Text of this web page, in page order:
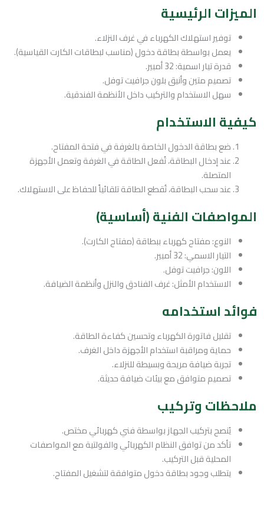
الميزات الرئيسية
توفير استهلاك الكهرباء في غرف النزلاء.
يعمل بواسطة بطاقة دخول (مناسب لبطاقات الكارت القياسية).
قدرة تيار اسمية: 32 أمبير.
تصميم متين وأنيق بلون جرافيت توفل.
سهل الاستخدام والتركيب داخل الأنظمة الفندقية.
كيفية الاستخدام
ضع بطاقة الدخول الخاصة بالغرفة في فتحة المفتاح.
عند إدخال البطاقة، تُفعل الطاقة في الغرفة وتعمل الأجهزة
المتصلة.
عند سحب البطاقة، تُقطع الطاقة تلقائياً للحفاظ على الاستهلاك.
المواصفات الفنية (أساسية)
النوع: مفتاح كهرباء ببطاقة (مفتاح الكارت).
التيار الاسمي: 32 أمبير.
اللون: جرافيت توفل.
الاستخدام الأمثل: غرف الفنادق والنزل وأنظمة الضيافة.
فوائد استخدامه
تقليل فاتورة الكهرباء وتحسين كفاءة الطاقة.
حماية ومراقبة استخدام الأجهزة داخل الغرف.
تجربة ضيافة مريحة وبسيطة للنزلاء.
تصميم متوافق مع بيئات ضيافة حديثة.
ملاحظات وتركيب
يُنصح بتركيب الجهاز بواسطة فني كهربائي مختص.
تأكد من توافق النظام الكهربائي والفولتية مع المواصفات
المحلية قبل التركيب.
يتطلب وجود بطاقة دخول متوافقة لتشغيل المفتاح.